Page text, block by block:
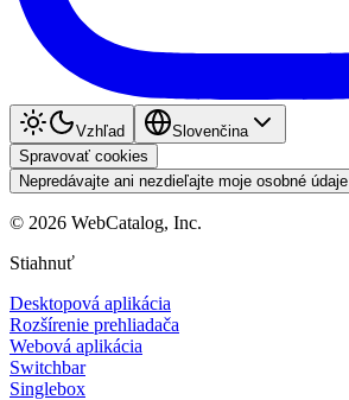
Vzhľad
Slovenčina
Spravovať cookies
Nepredávajte ani nezdieľajte moje osobné údaje
© 2026 WebCatalog, Inc.
Stiahnuť
Desktopová aplikácia
Rozšírenie prehliadača
Webová aplikácia
Switchbar
Singlebox